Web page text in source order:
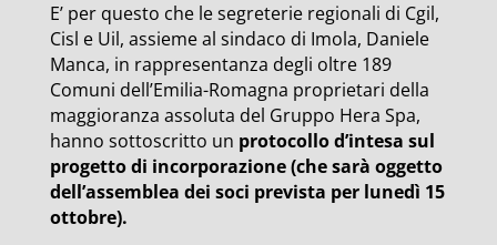
E’ per questo che le segreterie regionali di Cgil,
Cisl e Uil, assieme al sindaco di Imola, Daniele
Manca, in rappresentanza degli oltre 189
Comuni dell’Emilia-Romagna proprietari della
maggioranza assoluta del Gruppo Hera Spa,
hanno sottoscritto un protocollo d’intesa sul
progetto di incorporazione (che sarà oggetto
dell’assemblea dei soci prevista per lunedì 15
ottobre).